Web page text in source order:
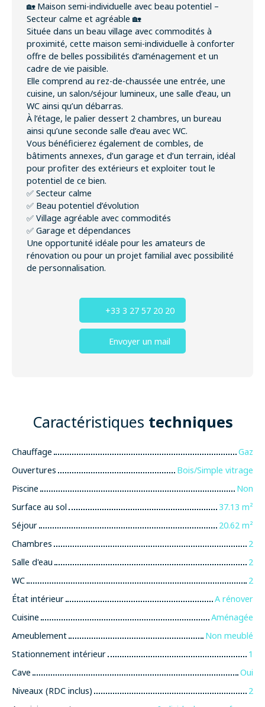
🏡 Maison semi-individuelle avec beau potentiel –
Secteur calme et agréable 🏡
Située dans un beau village avec commodités à
proximité, cette maison semi-individuelle à conforter
offre de belles possibilités d’aménagement et un
cadre de vie paisible.
Elle comprend au rez-de-chaussée une entrée, une
cuisine, un salon/séjour lumineux, une salle d’eau, un
WC ainsi qu’un débarras.
À l’étage, le palier dessert 2 chambres, un bureau
ainsi qu’une seconde salle d’eau avec WC.
Vous bénéficierez également de combles, de
bâtiments annexes, d’un garage et d’un terrain, idéal
pour profiter des extérieurs et exploiter tout le
potentiel de ce bien.
✅ Secteur calme
✅ Beau potentiel d’évolution
✅ Village agréable avec commodités
✅ Garage et dépendances
Une opportunité idéale pour les amateurs de
rénovation ou pour un projet familial avec possibilité
de personnalisation.
+33 3 27 57 20 20
Envoyer un mail
Caractéristiques techniques
Chauffage
Gaz
Ouvertures
Bois/Simple vitrage
Piscine
Non
Surface au sol
37.13 m²
Séjour
20.62 m²
Chambres
2
Salle d'eau
2
WC
2
État intérieur
A rénover
Cuisine
Aménagée
Ameublement
Non meublé
Stationnement intérieur
1
Cave
Oui
Niveaux (RDC inclus)
2